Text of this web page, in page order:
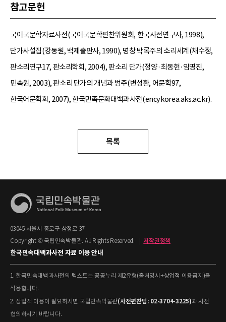
참고문헌
국어국문학자료사전(국어국문학편찬위원회, 한국사전연구사, 1998),
단가사설집(강동원, 백제출판사, 1990), 명창 박록주의 소리세계(채수정,
판소리연구17, 판소리학회, 2004), 판소리 단가(정양·최동현·임명진,
민속원, 2003), 판소리 단가의 개념과 범주(변성환, 어문학97,
한국어문학회, 2007), 한국민족문화대백과사전(encykorea.aks.ac.kr).
목록
03045 서울시 종로구 삼청로 37
Copyright © 국립민속박물관. All Rights Reserved.
저작권정책
한국민속대백과사전 자료 이용 안내
1. 한국민속대백과사전의 텍스트는 공공누리 제2유형(출처명시+상업적 이용금지)을
적용합니다.
2. 상업적 이용이 필요하시면 국립민속박물관(사전편찬팀: 02-3704-3225)과 사전
협의하시기 바랍니다.